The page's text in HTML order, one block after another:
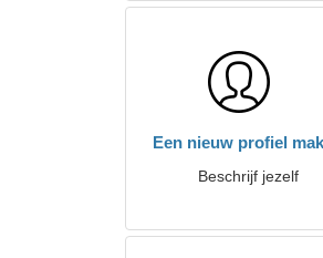
Een nieuw profiel
Beschrijf jezelf